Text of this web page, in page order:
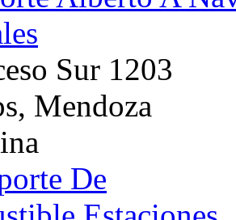
Sur 1203
Mendoza